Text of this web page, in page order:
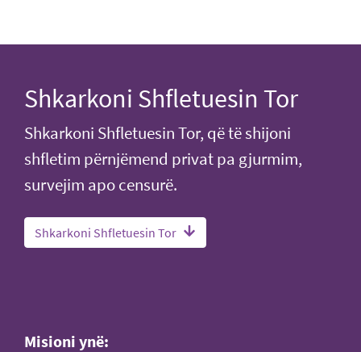
Shkarkoni Shfletuesin Tor
Shkarkoni Shfletuesin Tor, që të shijoni
shfletim përnjëmend privat pa gjurmim,
survejim apo censurë.
Shkarkoni Shfletuesin Tor
Misioni ynë: